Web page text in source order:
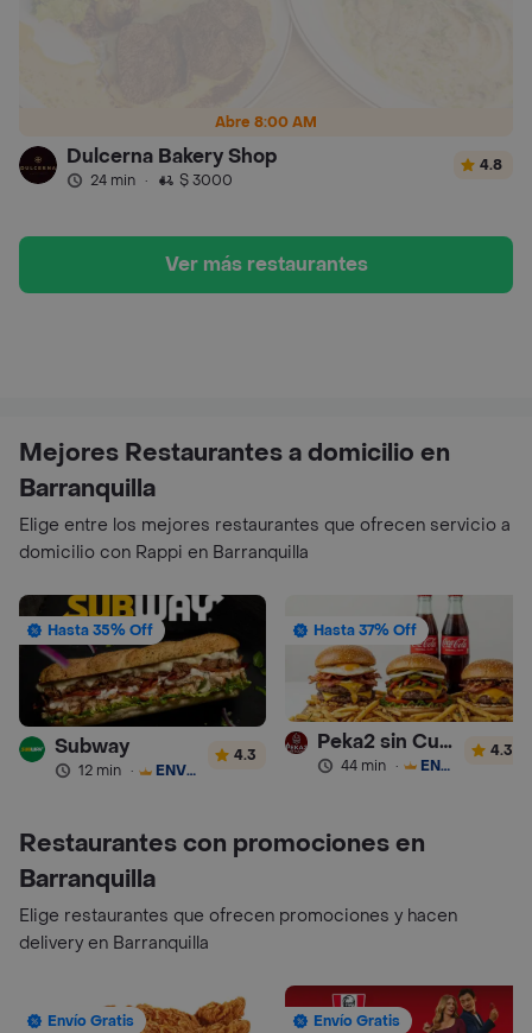
Abre 8:00 AM
Dulcerna Bakery Shop
24 min · $ 3000
4.8
Ver más restaurantes
Mejores Restaurantes a domicilio en
Barranquilla
Elige entre los mejores restaurantes que ofrecen servicio a
domicilio con Rappi en Barranquilla
Hasta 35% Off
Subway
12 min · ENVÍO GRATIS
4.3
Hasta 37% Off
Peka2 sin Culpa Lourdes
44 min · ENVÍO GRATIS
4.3
Restaurantes con promociones en
Barranquilla
Elige restaurantes que ofrecen promociones y hacen
delivery en Barranquilla
Envío Gratis Envío Gratis